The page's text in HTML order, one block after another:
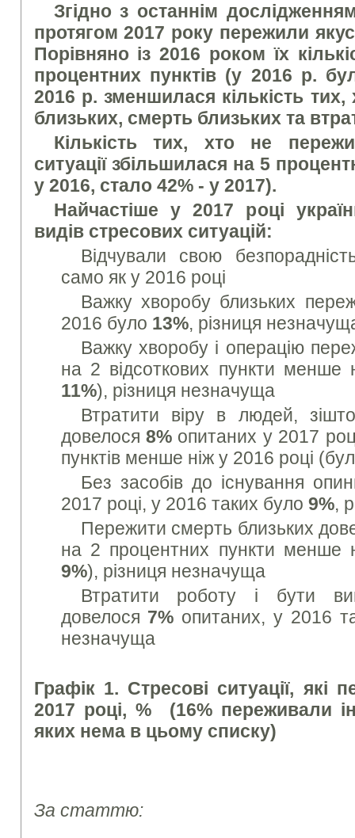
Згідно з останнім
протягом 2017 року пережили
Порівняно із 2016 роком їх
процентних пунктів (у 2016 р.
2016 р. зменшилася кількість
близьких, смерть близьких та
Кількість тих, хто не
ситуації збільшилася на 5
у 2016, стало 42% - у 2017).
Найчастіше у 2017 році
видів стресових ситуацій:
Відчували свою
само як у 2016 році
Важку хворобу близьких
2016 було 13%, різниця
Важку хворобу і операцію
на 2 відсоткових пункти менше
11%), різниця незначуща
Втратити віру в людей,
довелося 8%опитаних у 2017
пунктів менше ніж у 2016 році
Без засобів до існування
2017 році, у 2016 таких було 9%,
Пережити смерть близьких
на 2 процентних пункти менше
9%), різниця незначуща
Втратити роботу i бути
довелося 7% опитаних, у 2016
незначуща
Графік 1. Стресові ситуації, які
2017 році, % (16% переживали
яких нема в цьому списку)
За статтю: